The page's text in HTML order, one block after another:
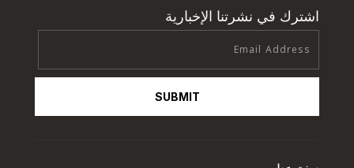
اشترك في نشرتنا الإخبارية
SUBMIT